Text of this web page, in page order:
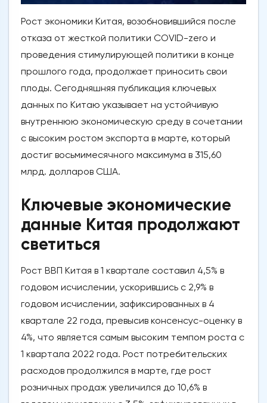
Рост экономики Китая, возобновившийся после
отказа от жесткой политики COVID-zero и
проведения стимулирующей политики в конце
прошлого года, продолжает приносить свои
плоды. Сегодняшняя публикация ключевых
данных по Китаю указывает на устойчивую
внутреннюю экономическую среду в сочетании
с высоким ростом экспорта в марте, который
достиг восьмимесячного максимума в 315,60
млрд. долларов США.
Ключевые экономические
данные Китая продолжают
светиться
Рост ВВП Китая в 1 квартале составил 4,5% в
годовом исчислении, ускорившись с 2,9% в
годовом исчислении, зафиксированных в 4
квартале 22 года, превысив консенсус-оценку в
4%, что является самым высоким темпом роста с
1 квартала 2022 года. Рост потребительских
расходов продолжился в марте, где рост
розничных продаж увеличился до 10,6% в